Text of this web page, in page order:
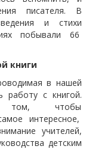
писателя. В
и стихи
побывали 66
книги
в нашей
работу с книгой.
в том, чтобы
интересное,
учителей,
детским